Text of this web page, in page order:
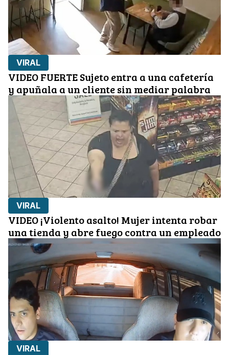
VIRAL
VIDEO FUERTE Sujeto entra a una cafetería
y apuñala a un cliente sin mediar palabra
VIRAL
VIDEO ¡Violento asalto! Mujer intenta robar
una tienda y abre fuego contra un empleado
VIRAL